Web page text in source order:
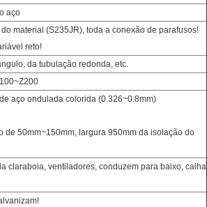
aço
material (S235JR), toda a conexão de parafusos!
reto!
da tubulação redonda, etc.
aço ondulada colorida (0.326~0.8mm)
de 50mm~150mm, largura 950mm da isolação do
claraboia, ventiladores, conduzem para baixo, calha